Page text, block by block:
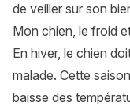
de veiller sur son
Mon chien, le froid
En hiver, le chien
malade. Cette
baisse des